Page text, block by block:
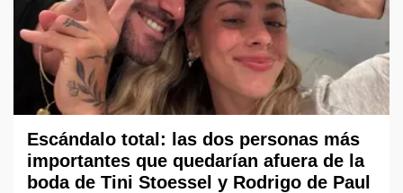
Escándalo total: las dos personas más
importantes que quedarían afuera de la
boda de Tini Stoessel y Rodrigo de Paul